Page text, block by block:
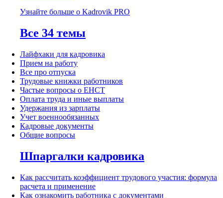
Узнайте больше о Kadrovik PRO
Все 34 темы
Лайфхаки для кадровика
Прием на работу
Все про отпуска
Трудовые книжки работников
Частые вопросы о ЕНСТ
Оплата труда и иные выплаты
Удержания из зарплаты
Учет военнообязанных
Кадровые документы
Общие вопросы
Шпаргалки кадровика
Как рассчитать коэффициент трудового участия: формула
расчета и применение
Как ознакомить работника с документами